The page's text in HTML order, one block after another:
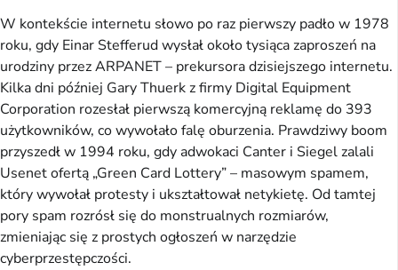
W kontekście internetu słowo po raz pierwszy padło w 1978
roku, gdy Einar Stefferud wysłał około tysiąca zaproszeń na
urodziny przez ARPANET – prekursora dzisiejszego internetu.
Kilka dni później Gary Thuerk z firmy Digital Equipment
Corporation rozesłał pierwszą komercyjną reklamę do 393
użytkowników, co wywołało falę oburzenia. Prawdziwy boom
przyszedł w 1994 roku, gdy adwokaci Canter i Siegel zalali
Usenet ofertą „Green Card Lottery” – masowym spamem,
który wywołał protesty i ukształtował netykietę. Od tamtej
pory spam rozrósł się do monstrualnych rozmiarów,
zmieniając się z prostych ogłoszeń w narzędzie
cyberprzestępczości.